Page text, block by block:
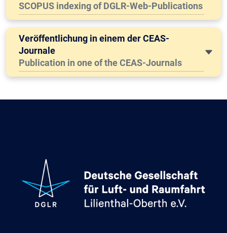
SCOPUS indexing of DGLR-Web-Publications
Veröffentlichung in einem der CEAS-
Journale
Publication in one of the CEAS-Journals